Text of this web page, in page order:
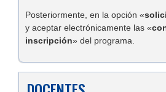
Posteriormente, en la opción «
y aceptar electrónicamente las «
inscripción» del programa.